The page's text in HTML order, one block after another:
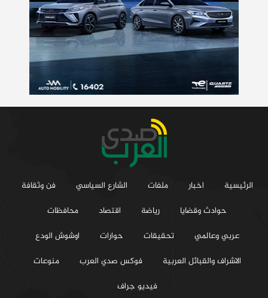
الرئيسية اخبار ملفات الشارع السياسي
فن وثقافة
حوادث وقضايا
رياضة اقتصاد
محافظات
عربي وعالمي
تحقيقات حوارات
اوشوش الودع
الاشراف والقبائل العربية
فوكس صدي العرب
منوعات
فيديو جراف